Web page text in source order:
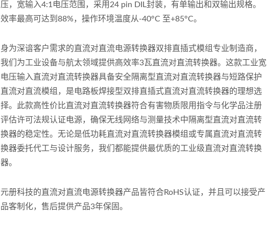
压，宽输入4:1电压范围，采用24 pin DIL封装，有单输出和双输出规格。
效率最高可达到88%，操作环境温度从-40°C 至+85°C。
身为深谙客户需求的直流对直流电源转换器双排直插式模组专业制造商，
我们为工业设备与航太领域提供高效率3瓦直流对直流转换器。这款工业宽
电压输入直流对直流转换器具备安全隔离型直流对直流转换器与短路保护
直流对直流模组，是电路板焊接型双排直插式直流对直流转换器的理想选
择。此款高性价比直流对直流转换器符合有害物质限用指令与化学品注册
评估许可法规认证电源，确保无线网络与测量技术中隔离型直流对直流转
换器的稳定性。无论是低功耗直流对直流转换器模组或专属直流对直流转
换器委托代工与设计服务，我们都能提供最优质的工业级直流对直流转换
器。
元册科技的直流对直流电源转换器产品皆符合RoHS认证，并且可以接受产
品客制化，售后提供产品3年保固。